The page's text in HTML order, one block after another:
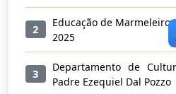
2
Educação de Marmeleiro
2025
3
Departamento de
Padre Ezequiel Dal Pozzo